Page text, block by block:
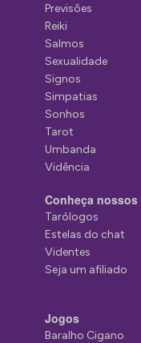
Previsões
Reiki
Salmos
Sexualidade
Signos
Simpatias
Sonhos
Tarot
Umbanda
Vidência
Conheça
Tarólogos
Estelas do chat
Videntes
Seja um afiliado
Jogos
Baralho Cigano